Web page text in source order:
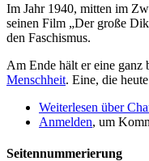
Im Jahr 1940, mitten im
seinen Film „Der große
den Faschismus.
Am Ende hält er eine ganz
Menschheit. Eine, die
Weiterlesen über
Anmelden, um
Seitennummerierung